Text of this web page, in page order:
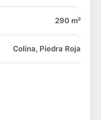
290 m²
Colina, Piedra Roja